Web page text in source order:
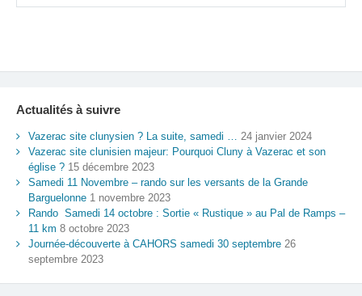
Actualités à suivre
Vazerac site clunysien ? La suite, samedi … 24 janvier 2024
Vazerac site clunisien majeur: Pourquoi Cluny à Vazerac et son
église ? 15 décembre 2023
Samedi 11 Novembre – rando sur les versants de la Grande
Barguelonne 1 novembre 2023
Rando Samedi 14 octobre : Sortie « Rustique » au Pal de Ramps –
11 km 8 octobre 2023
Journée-découverte à CAHORS samedi 30 septembre 26
septembre 2023